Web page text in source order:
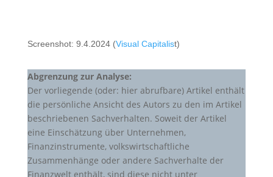
Screenshot: 9.4.2024 (Visual Capitalist)
Abgrenzung zur Analyse:
Der vorliegende (oder: hier abrufbare) Artikel enthält
die persönliche Ansicht des Autors zu den im Artikel
beschriebenen Sachverhalten. Soweit der Artikel
eine Einschätzung über Unternehmen,
Finanzinstrumente, volkswirtschaftliche
Zusammenhänge oder andere Sachverhalte der
Finanzwelt enthält, sind diese nicht unter